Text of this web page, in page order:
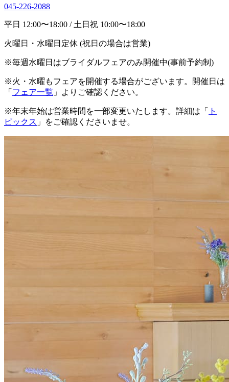
045-226-2088
平日 12:00〜18:00 / 土日祝 10:00〜18:00
火曜日・水曜日定休 (祝日の場合は営業)
※毎週水曜日はブライダルフェアのみ開催中(事前予約制)
※火・水曜もフェアを開催する場合がございます。開催日は
「 フェア一覧 」よりご確認ください。
※年末年始は営業時間を一部変更いたします。詳細は「
ト
ピックス 」をご確認くださいませ。